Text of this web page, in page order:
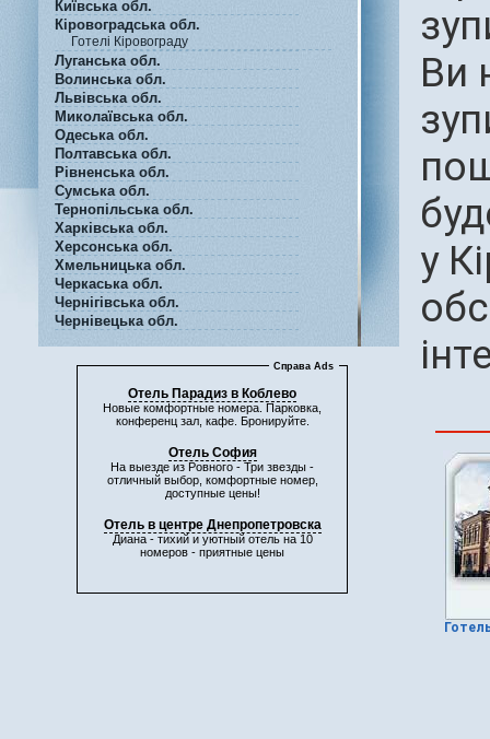
Ви
у
Київська обл.
Кіровоградська обл.
Готелі Кіровограду
Луганська обл.
Волинська обл.
Львівська обл.
Миколаївська обл.
Одеська обл.
Полтавська обл.
Рівненська обл.
Сумська обл.
Тернопільська обл.
Харківська обл.
Херсонська обл.
Хмельницька обл.
Черкаська обл.
Чернігівська обл.
Чернівецька обл.
Справа Ads
Отель Парадиз в Коблево
Новые комфортные номера. Парковка,
конференц зал, кафе. Бронируйте.
Отель София
На выезде из Ровного - Три звезды -
отличный выбор, комфортные номер,
доступные цены!
Отель в центре Днепропетровска
Диана - тихий и уютный отель на 10
номеров - приятные цены